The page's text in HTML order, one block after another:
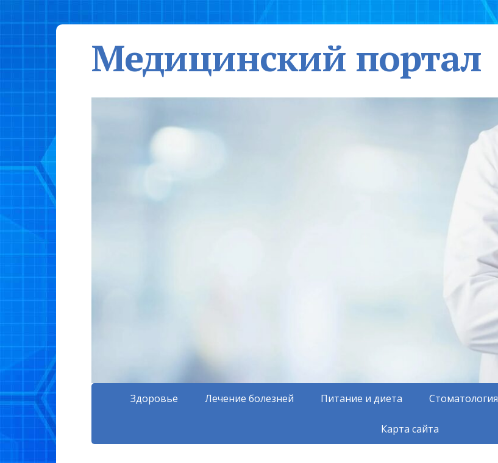
Медицинский портал
Здоровье Лечение болезней Питание и диета Стоматология
Карта сайта